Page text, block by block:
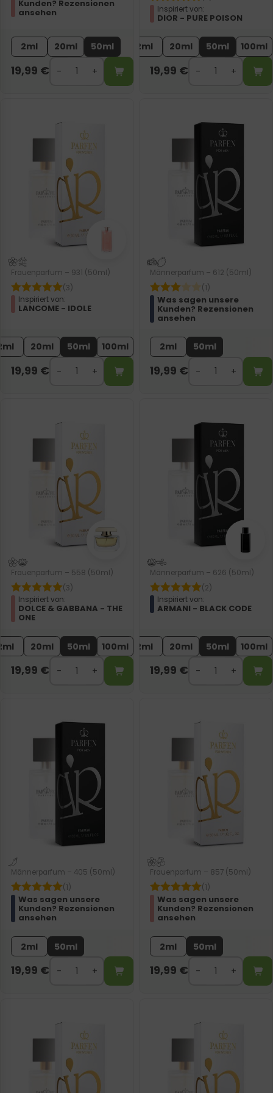
Kunden? Rezensionen
ansehen
2ml 20ml 50ml
19,99 €
Inspiriert von:
DIOR - PURE POISON
2ml 20ml 50ml 100ml
19,99 €
Frauenparfum – 931 (50ml)
(3)
Inspiriert von:
LANCOME - IDOLE
20ml 50ml 100ml
19,99 €
Männerparfum – 612 (50ml)
(1)
Was sagen unsere
Kunden? Rezensionen
ansehen
2ml 50ml
19,99 €
Frauenparfum – 558 (50ml)
(3)
Inspiriert von:
DOLCE & GABBANA - THE
ONE
20ml 50ml 100ml
19,99 €
Männerparfum – 626 (50ml)
(2)
Inspiriert von:
ARMANI - BLACK CODE
2ml 20ml 50ml 100ml
19,99 €
Männerparfum – 405 (50ml)
(1)
Was sagen unsere
Kunden? Rezensionen
ansehen
2ml 50ml
19,99 €
Frauenparfum – 857 (50ml)
(1)
Was sagen unsere
Kunden? Rezensionen
ansehen
2ml 50ml
19,99 €